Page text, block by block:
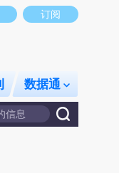
点和立场。推荐点击链接阅
订阅
数据通